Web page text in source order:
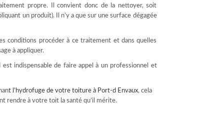
propre. Il convient donc de la nettoyer, soit
un produit). Il n’y a que sur une surface dégagée
conditions procéder à ce traitement et dans quelles
à appliquer.
indispensable de faire appel à un professionnel et
t l’ hydrofuge de votre toiture à Port-d Envaux, cela
rendre à votre toit la santé qu’il mérite.